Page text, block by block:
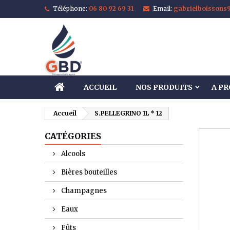
Téléphone: 06 80 92 69 31 Email:
ACCUEIL NOS PRODUITS A
Accueil S.PELLEGRINO 1L * 12
CATÉGORIES
Alcools
Bières bouteilles
Champagnes
Eaux
Fûts